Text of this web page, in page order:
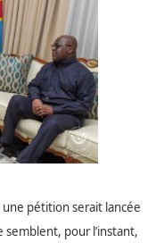
pétition serait lancée
pour l’instant,